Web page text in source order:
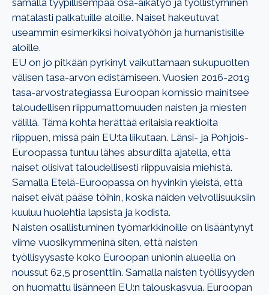
matalasti palkatuille aloille. Naiset hakeutuvat
useammin esimerkiksi hoivatyöhön ja humanistisille
aloille.
EU on jo pitkään pyrkinyt vaikuttamaan sukupuolten
välisen tasa-arvon edistämiseen. Vuosien 2016-2019
tasa-arvostrategiassa Euroopan komissio mainitsee
taloudellisen riippumattomuuden naisten ja miesten
välillä. Tämä kohta herättää erilaisia reaktioita
riippuen, missä päin EU:ta liikutaan. Länsi- ja Pohjois-
Euroopassa tuntuu lähes absurdilta ajatella, että
naiset olisivat taloudellisesti riippuvaisia miehistä.
Samalla Etelä-Euroopassa on hyvinkin yleistä, että
naiset eivät pääse töihin, koska näiden velvollisuuksiin
kuuluu huolehtia lapsista ja kodista.
Naisten osallistuminen työmarkkinoille on lisääntynyt
viime vuosikymmeninä siten, että naisten
työllisyysaste koko Euroopan unionin alueella on
noussut 62,5 prosenttiin. Samalla naisten työllisyyden
on huomattu lisänneen EU:n talouskasvua. Euroopan